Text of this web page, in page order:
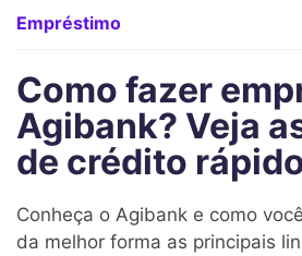
Empréstimo
Como fazer
Agibank? Veja
de crédito
Conheça o Agibank e como
da melhor forma as principais